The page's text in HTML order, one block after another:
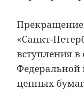
«Санкт-
вступления
ценных